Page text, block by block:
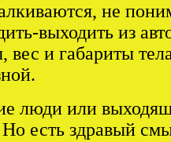
не
выходить из
и габариты
люди или
есть здравый